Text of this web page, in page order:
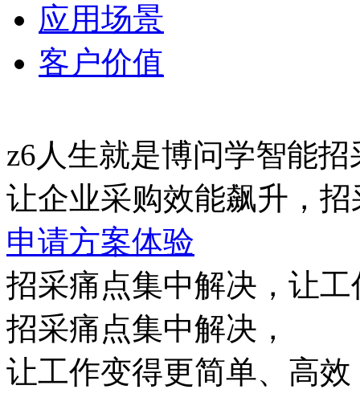
应用场景
客户价值
z6人生就是博问学智能招
让企业采购效能飙升，招
申请方案体验
招采痛点集中解决，让工
招采痛点集中解决，
让工作变得更简单、高效